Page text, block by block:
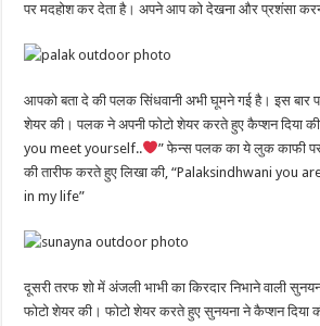
पर मदहोश कर देता है। अपने आप को देखना और प्रशंसा
आपको बता दे की पलक सिंधवानी अभी घूमने गई है। इस
शेयर की। पलक ने अपनी फोटो शेयर करते हुए कैप्शन दिया
you meet yourself..
” फेन्स पलक का ये लुक काफी
की तारीफ करते हुए लिखा की, “Palaksindhwani you
in my life”
दूसरी तरफ शो में अंजली भाभी का किरदार निभाने वाली
फोटो शेयर की। फोटो शेयर करते हुए सुनयना ने कैप्शन